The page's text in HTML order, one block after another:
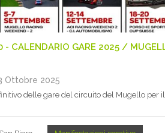
CALENDARIO GARE 2025 /
Ottobre 2025
delle gare del circuito del Mugello per il